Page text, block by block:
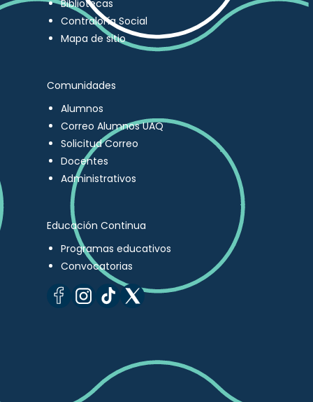
Bibliotecas
Contraloría Social
Mapa de sitio
Comunidades
Alumnos
Correo Alumnos UAQ
Solicitud Correo
Docentes
Administrativos
Educación Continua
Programas educativos
Convocatorias